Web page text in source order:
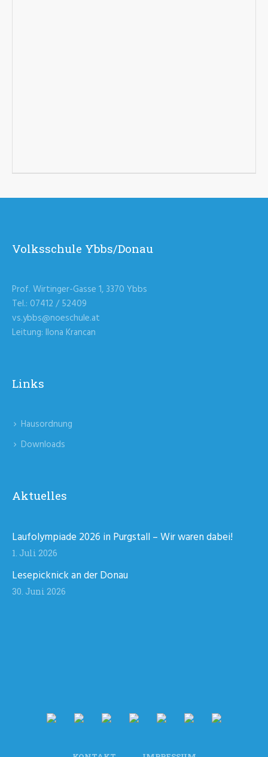
Volksschule Ybbs/Donau
Prof. Wirtinger-Gasse 1, 3370 Ybbs
Tel.: 07412 / 52409
vs.ybbs@noeschule.at
Leitung: Ilona Krancan
Links
Hausordnung
Downloads
Aktuelles
Laufolympiade 2026 in Purgstall – Wir waren dabei!
1. Juli 2026
Lesepicknick an der Donau
30. Juni 2026